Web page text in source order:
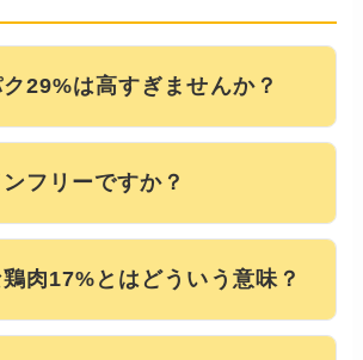
29%は高すぎませんか？
フリーですか？
肉17%とはどういう意味？